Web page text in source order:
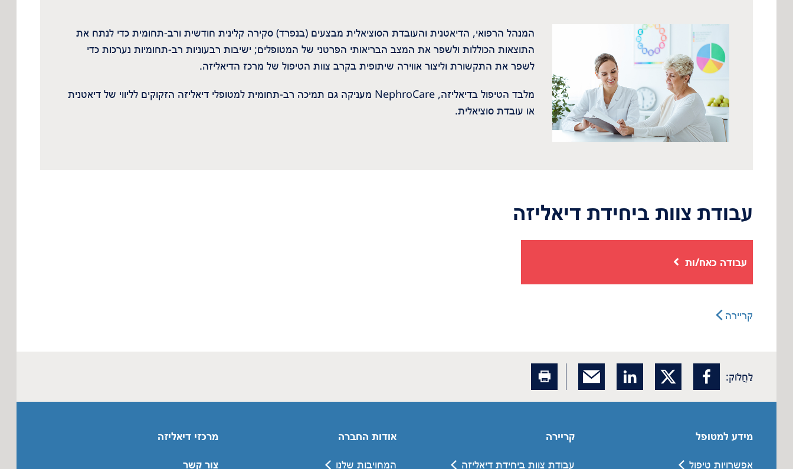
המנהל הרפואי, הדיאטנית והעובדת הסוציאלית מבצעים (בנפרד) סקירה קלינית חודשית ורב-תחומית כדי לנתח את
התוצאות הכוללות ולשפר את המצב הבריאותי הפרטני של המטופלים; ישיבות רבעוניות רב-תחומיות נערכות כדי
לשפר את התקשורת וליצור אווירה שיתופית בקרב צוות הטיפול של מרכז הדיאליזה.
מלבד הטיפול בדיאליזה, NephroCare מעניקה גם תמיכה רב-תחומית למטופלי דיאליזה הזקוקים לליווי של דיאטנית
או עובדת סוציאלית.
עבודת צוות ביחידת דיאליזה
עבודה כאח/ות
קריירה
לַחֲלוֹק:
מידע למטופל
אפשרויות טיפול
קריירה
עבודת צוות ביחידת דיאליזה
אודות החברה
המחויבות שלנו
מרכזי דיאליזה
צור קשר